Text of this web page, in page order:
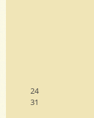
24
31